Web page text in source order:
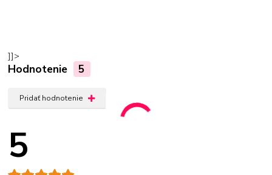
]]>
Hodnotenie 5
Pridať hodnotenie
5